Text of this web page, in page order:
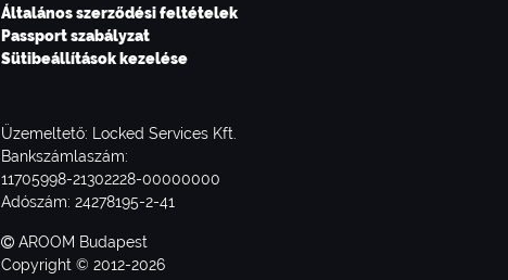
Általános szerződési feltételek
Passport szabályzat
Sütibeállítások kezelése
Üzemeltető: Locked Services Kft.
Bankszámlaszám:
11705998-21302228-00000000
Adószám: 24278195-2-41
AROOM Budapest
Copyright © 2012-2026